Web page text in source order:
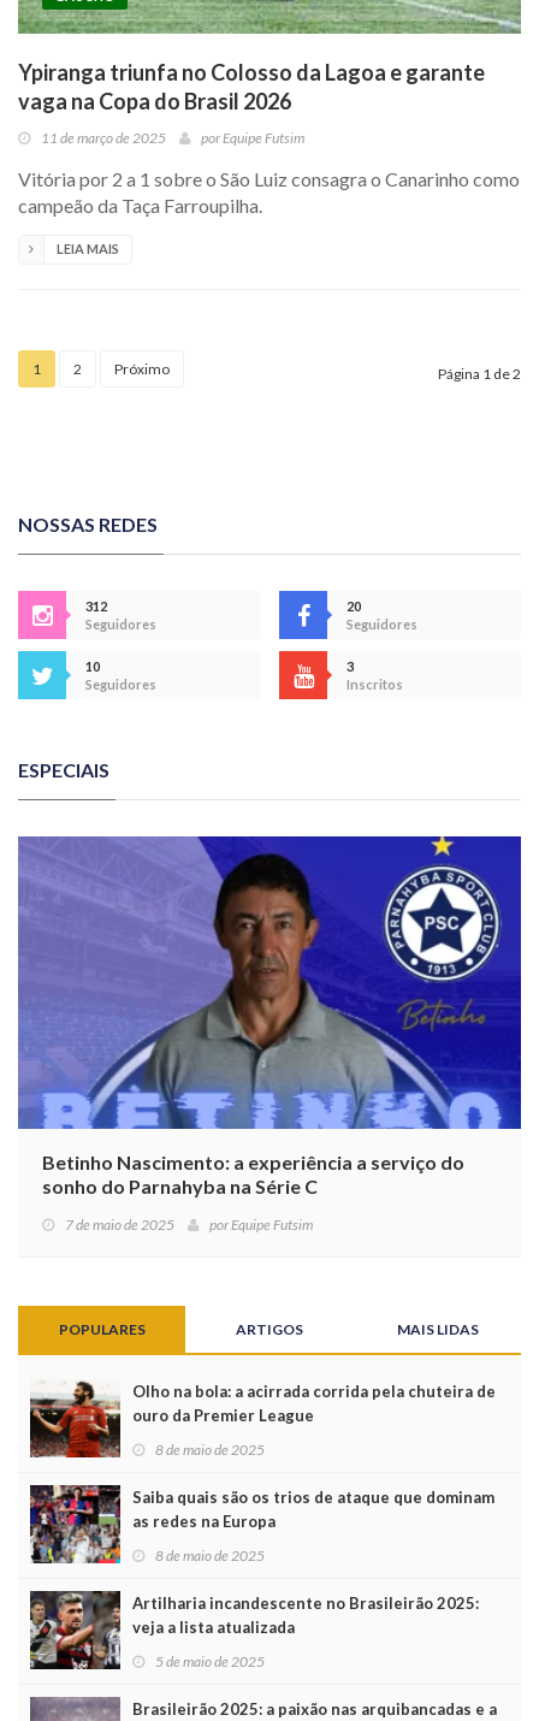
Ypiranga triunfa no Colosso da Lagoa e garante
vaga na Copa do Brasil 2026
11 de março de 2025 por Equipe Futsim
Vitória por 2 a 1 sobre o São Luiz consagra o Canarinho como
campeão da Taça Farroupilha.
LEIA MAIS
1 2 Próximo Página 1 de 2
NOSSAS REDES
312
Seguidores
20
Seguidores
10
Seguidores
3
Inscritos
ESPECIAIS
Betinho Nascimento: a experiência a serviço do
sonho do Parnahyba na Série C
7 de maio de 2025 por Equipe Futsim
POPULARES ARTIGOS MAIS LIDAS
Olho na bola: a acirrada corrida pela chuteira de
ouro da Premier League
8 de maio de 2025
Saiba quais são os trios de ataque que dominam
as redes na Europa
8 de maio de 2025
Artilharia incandescente no Brasileirão 2025:
veja a lista atualizada
5 de maio de 2025
Brasileirão 2025: a paixão nas arquibancadas e a